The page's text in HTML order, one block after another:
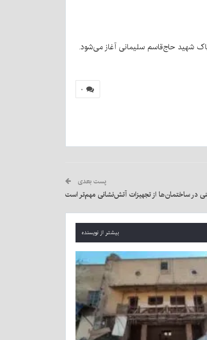
شهید حاج‌قاسم سلیمانی آغاز می‌شود.
۰
پست بعدی
در ساختمان‌ها از تجهیزات آتش‌نشانی مهم‌تر است
بیشتر از نویسنده